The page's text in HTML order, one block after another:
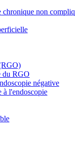
chronique non
du RGO
négative
à l'endoscopie